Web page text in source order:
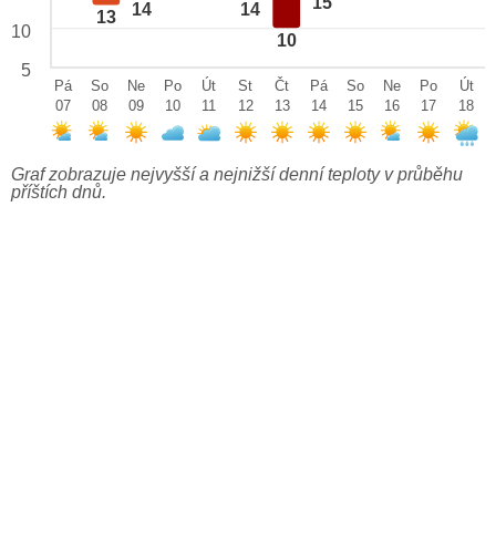
13 14 14
10
10
5
Pá
07
So
08
Ne
09
Po
10
Út
11
St
12
Čt
13
Pá
14
So
15
Ne
16
Po
17
Út
18
Graf zobrazuje nejvyšší a nejnižší denní teploty v průběhu
příštích dnů.